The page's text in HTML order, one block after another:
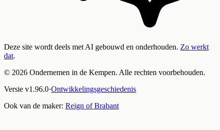
Deze site wordt deels met AI gebouwd en onderhouden. Zo werkt
dat.
© 2026 Ondernemen in de Kempen. Alle rechten voorbehouden.
Versie v1.96.0·Ontwikkelingsgeschiedenis
Ook van de maker: Reign of Brabant